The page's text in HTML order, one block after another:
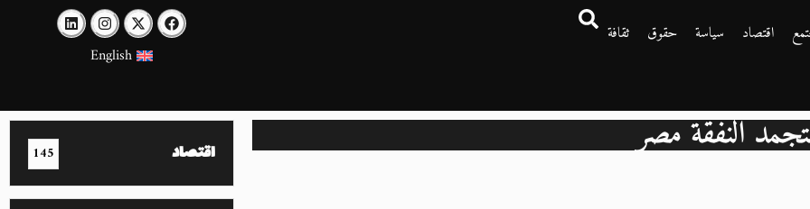
اقتصاد سياسة حقوق
ثقافة
English
النفقة مصر اقتصاد 145